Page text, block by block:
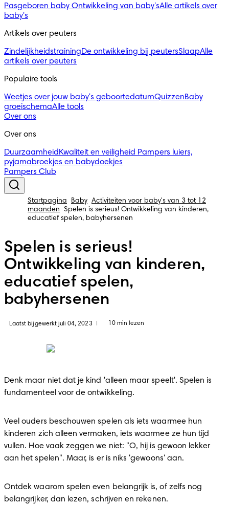
Pasgeboren baby Ontwikkeling van baby'sAlle artikels over
baby's
Artikels over peuters
ZindelijkheidstrainingDe ontwikkeling bij peutersSlaapAlle
artikels over peuters
Populaire tools
Weetjes over jouw baby's geboortedatumQuizzenBaby
groeischemaAlle tools
Over ons
Over ons
Duurzaamheid Kwaliteit en veiligheid Pampers luiers,
pyjamabroekjes en babydoekjes
Pampers Club
Startpagina Baby Activiteiten voor baby's van 3 tot 12
maanden
Spelen is serieus! Ontwikkeling van kinderen,
educatief spelen, babyhersenen
Spelen is serieus!
Ontwikkeling van kinderen,
educatief spelen,
babyhersenen
Laatst bijgewerkt juli 04, 2023 10 min lezen
Denk maar niet dat je kind 'alleen maar speelt'. Spelen is
fundamenteel voor de ontwikkeling.
Veel ouders beschouwen spelen als iets waarmee hun
kinderen zich alleen vermaken, iets waarmee ze hun tijd
vullen. Hoe vaak zeggen we niet: "O, hij is gewoon lekker
aan het spelen". Maar, is er is niks 'gewoons' aan.
Ontdek waarom spelen even belangrijk is, of zelfs nog
belangrijker, dan lezen, schrijven en rekenen.